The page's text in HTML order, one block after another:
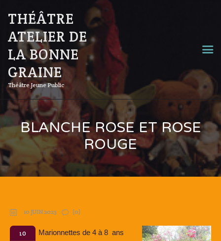
THÉÂTRE
ATELIER DE
LA BONNE
GRAINE
Théâtre Jeune Public
BLANCHE ROSE ET ROSE
ROUGE
10 JUIN 2023 (0)
10 Marionnettes de 4 à 8 ans